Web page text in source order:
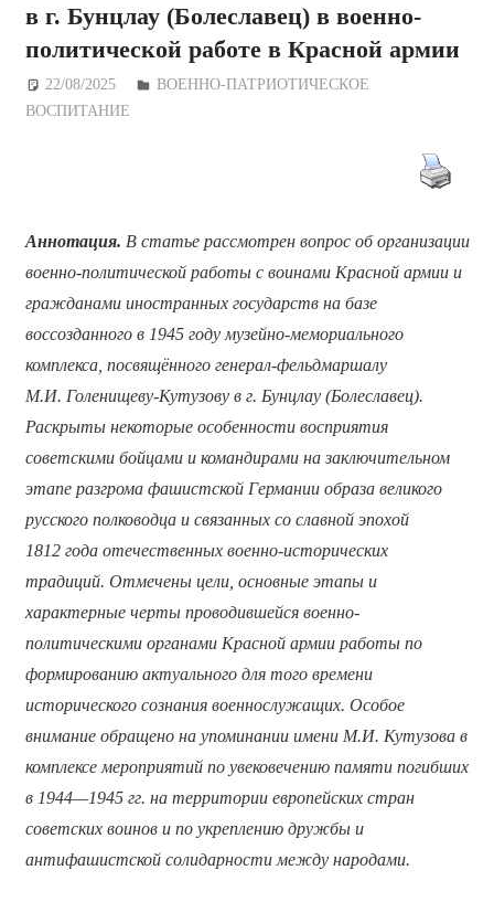
в г. Бунцлау (Болеславец) в военно-
политической работе в Красной армии
22/08/2025 Дежурный по Редакции
ВОЕННО-ПАТРИОТИЧЕСКОЕ
ВОСПИТАНИЕ
Аннотация. В статье рассмотрен вопрос об организации
военно-политической работы с воинами Красной армии и
гражданами иностранных государств на базе
воссозданного в 1945 году музейно-мемориального
комплекса, посвящённого генерал-фельдмаршалу
М.И. Голенищеву-Кутузову в г. Бунцлау (Болеславец).
Раскрыты некоторые особенности восприятия
советскими бойцами и командирами на заключительном
этапе разгрома фашистской Германии образа великого
русского полководца и связанных со славной эпохой
1812 года отечественных военно-исторических
традиций. Отмечены цели, основные этапы и
характерные черты проводившейся военно-
политическими органами Красной армии работы по
формированию актуального для того времени
исторического сознания военнослужащих. Особое
внимание обращено на упоминании имени М.И. Кутузова в
комплексе мероприятий по увековечению памяти погибших
в 1944—1945 гг. на территории европейских стран
советских воинов и по укреплению дружбы и
антифашистской солидарности между народами.